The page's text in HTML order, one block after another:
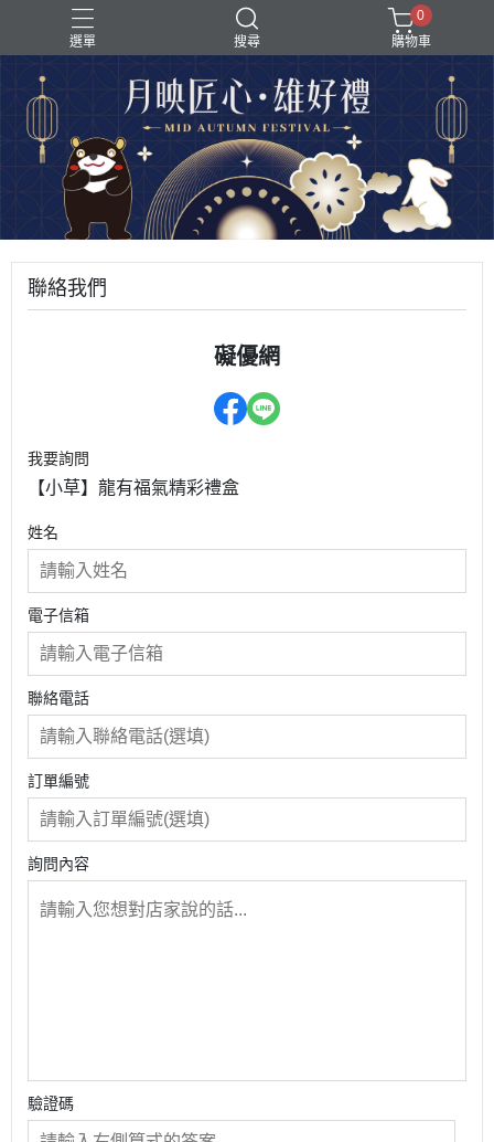
選單 搜尋
0
購物車
聯絡我們
礙優網
我要詢問
【小草】龍有福氣精彩禮盒
姓名
電子信箱
聯絡電話
訂單編號
詢問內容
驗證碼